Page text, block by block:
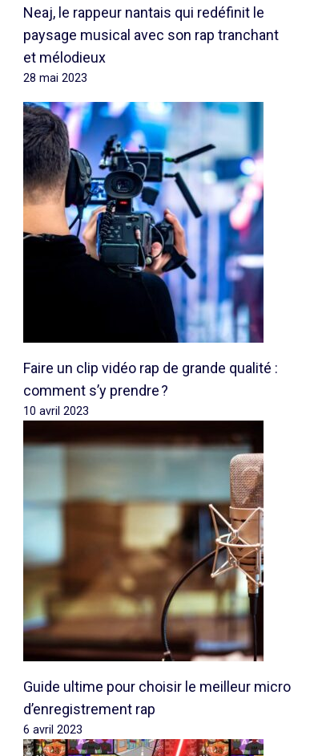
Neaj, le rappeur nantais qui redéfinit le
paysage musical avec son rap tranchant
et mélodieux
28 mai 2023
Faire un clip vidéo rap de grande qualité :
comment s’y prendre ?
10 avril 2023
Guide ultime pour choisir le meilleur micro
d’enregistrement rap
6 avril 2023